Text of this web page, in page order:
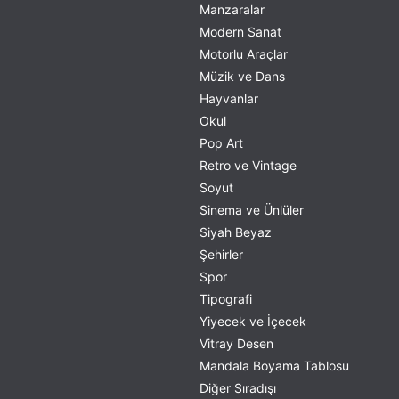
Manzaralar
Modern Sanat
Motorlu Araçlar
Müzik ve Dans
Hayvanlar
Okul
Pop Art
Retro ve Vintage
Soyut
Sinema ve Ünlüler
Siyah Beyaz
Şehirler
Spor
Tipografi
Yiyecek ve İçecek
Vitray Desen
Mandala Boyama Tablosu
Diğer Sıradışı